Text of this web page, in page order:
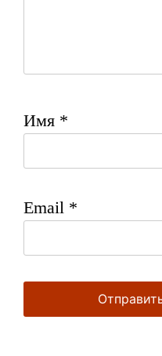
Имя *
Email *